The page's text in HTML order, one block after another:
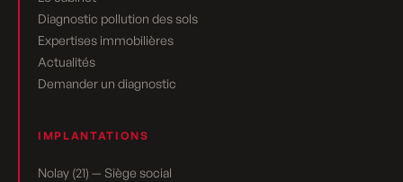
Diagnostic pollution des sols
Expertises immobilières
Actualités
Demander un diagnostic
IMPLANTATIONS
Nolay (21) — Siège social